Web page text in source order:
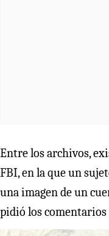
Entre los archivos,
FBI, en la que un
una imagen de un
pidió los comentarios